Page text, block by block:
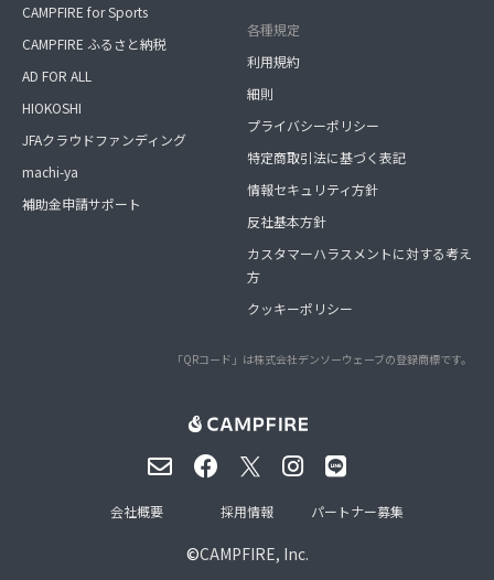
CAMPFIRE for Sports
CAMPFIRE ふるさと納税
AD FOR ALL
HIOKOSHI
JFAクラウドファンディング
machi-ya
補助金申請サポート
各種規定
利用規約
細則
プライバシーポリシー
特定商取引法に基づく表記
情報セキュリティ方針
反社基本方針
カスタマーハラスメントに対する考え
方
クッキーポリシー
「QRコード」は株式会社デンソーウェーブの登録商標です。
©CAMPFIRE, Inc.
会社概要 採用情報 パートナー募集